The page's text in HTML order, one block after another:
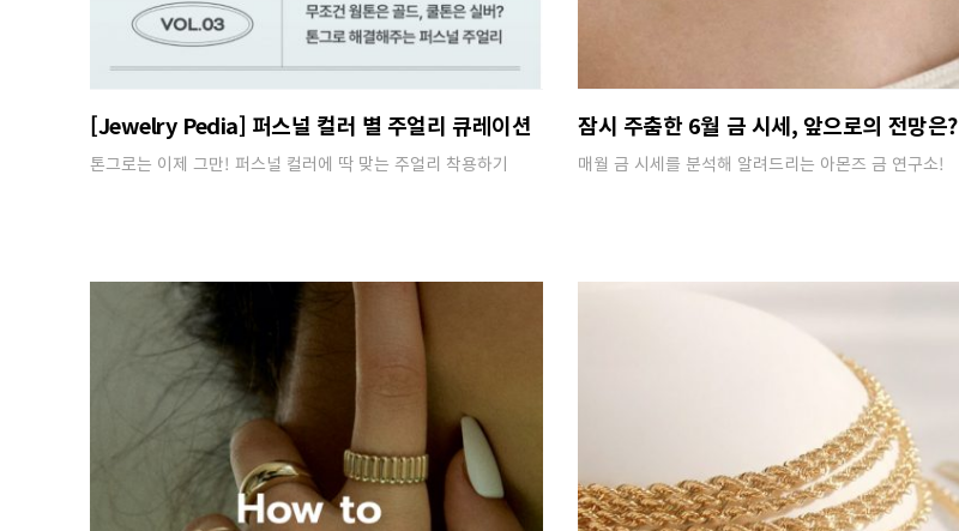
[Jewelry Pedia] 퍼스널 컬러 별 주얼리 큐레이션
톤그로는 이제 그만! 퍼스널 컬러에 딱 맞는 주얼리 착용하기
잠시 주춤한 6월 금 시세, 앞으로의 전망은?
매월 금 시세를 분석해 알려드리는 아몬즈 금 연구소!